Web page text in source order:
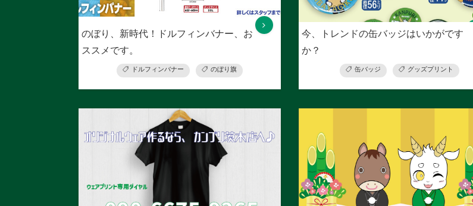
のぼり、新時代！ドルフィンバナー、お
ススメです。
ドルフィンバナー のぼり旗
今、トレンドの缶バッジはいかがです
か？
缶バッジ グッズプリント